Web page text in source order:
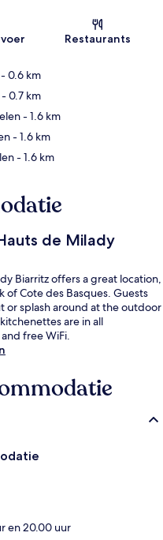
Restaurants
- 0.6 km
- 0.7 km
- 1.6 km
- 1.6 km
- 1.6 km
de Milady
Biarritz offers a great location,
Cote des Basques. Guests
or splash around at the outdoor
are in all
free WiFi.
en 20.00 uur